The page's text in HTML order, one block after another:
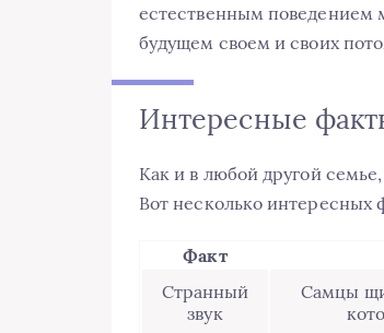
естественным поведением
будущем своем и своих
Интересные
Как и в любой другой
Вот несколько интересных
Факт
Странный
звук
Самцы